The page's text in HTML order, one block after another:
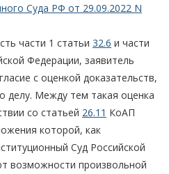
Суда РФ от 29.09.2022 N
части 1 статьи 32.6 и части
Федерации, заявитель
с оценкой доказательств,
делу. Между тем такая оценка
со статьей 26.11 КоАП
которой, как
Суд Российской
возможности произвольной